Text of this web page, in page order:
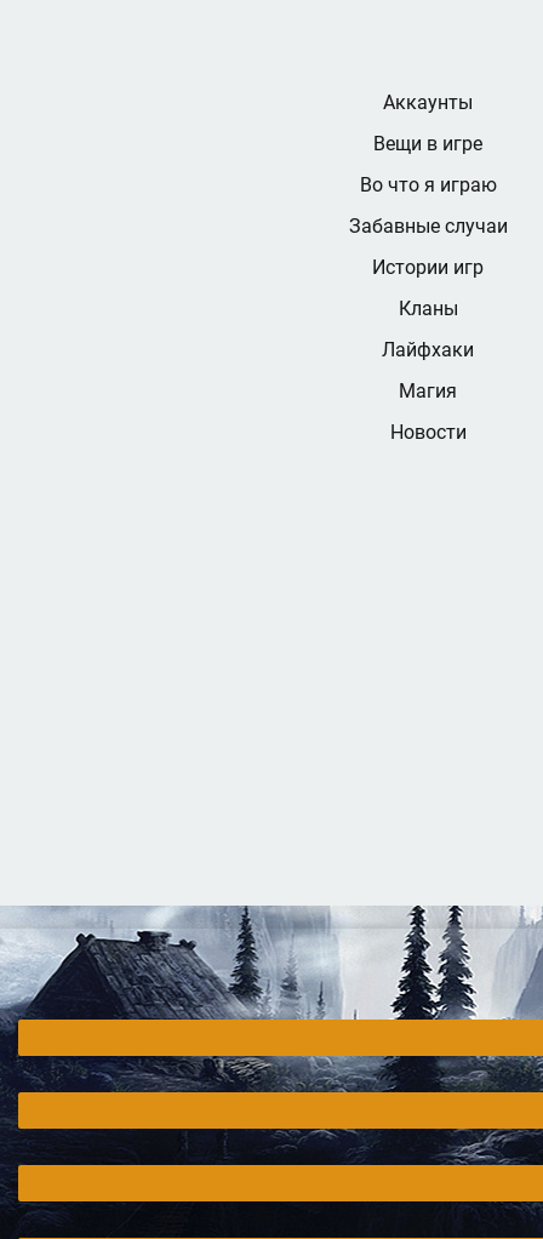
Аккаунты
Вещи в игре
Во что я играю
Забавные случаи
Истории игр
Кланы
Лайфхаки
Магия
Новости